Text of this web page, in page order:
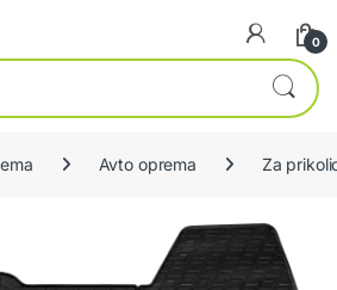
0
Avto oprema Za